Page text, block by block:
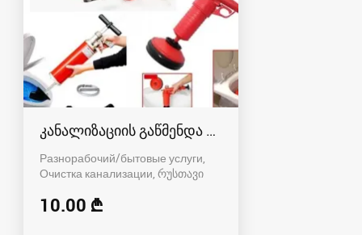
კანალიზაციის გაწმენდა რუსთავში - 591004680
Разнорабочий/бытовые услуги,
Очистка канализации რუსთავი
10.00 ₾